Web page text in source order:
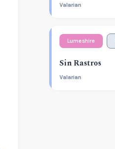
Valarian
Lumeshire
Sin Rastros
Valarian